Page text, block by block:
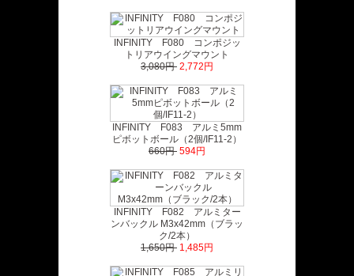
INFINITY F080 コンポジッ
トリアウイングマウント
3,080円 2,772円
INFINITY F083 アルミ5mm
ピボットボール（2個/IF11-2）
660円 594円
INFINITY F082 アルミター
ンバックル M3x42mm（ブラッ
ク/2本）
1,650円 1,485円